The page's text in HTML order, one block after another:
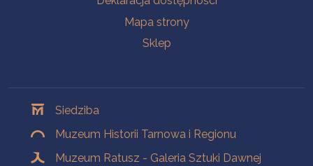
Mapa strony
Sklep
Siedziba
Muzeum Historii Tarnowa i Regionu
Muzeum Ratusz - Galeria Sztuki Dawnej